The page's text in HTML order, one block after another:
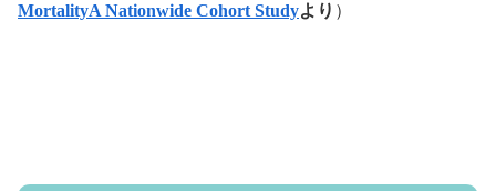
MortalityA Nationwide Cohort Studyより ）